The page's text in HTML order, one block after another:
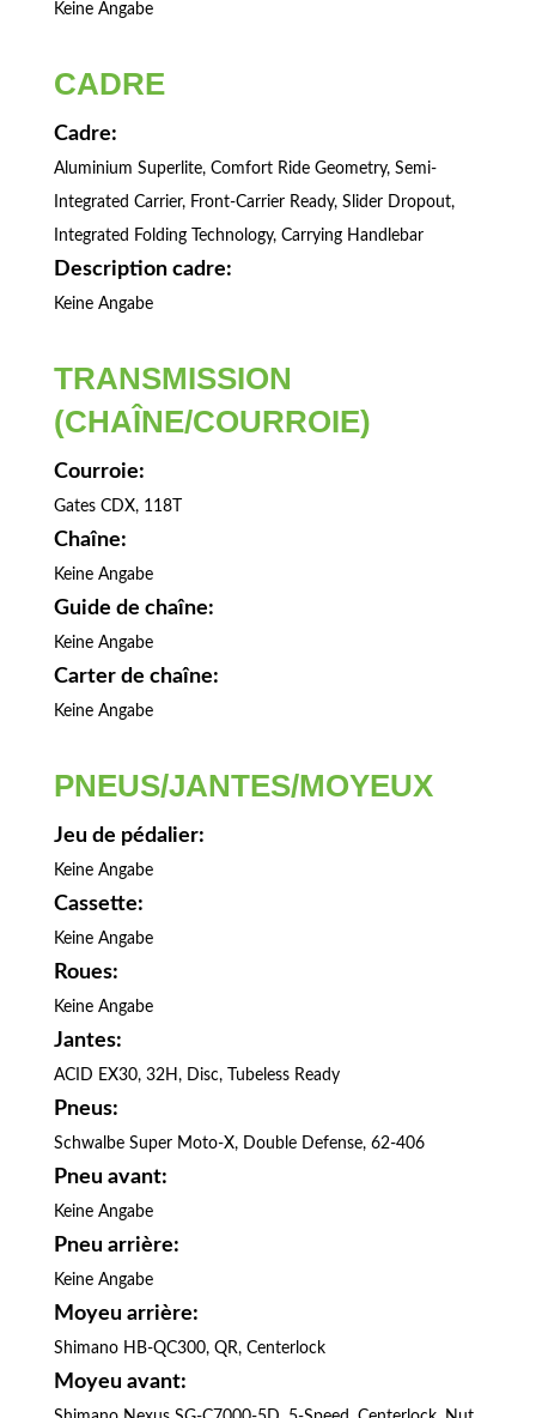
Keine Angabe
CADRE
Cadre:
Aluminium Superlite, Comfort Ride Geometry, Semi-
Integrated Carrier, Front-Carrier Ready, Slider Dropout,
Integrated Folding Technology, Carrying Handlebar
Description cadre:
Keine Angabe
TRANSMISSION
(CHAÎNE/COURROIE)
Courroie:
Gates CDX, 118T
Chaîne:
Keine Angabe
Guide de chaîne:
Keine Angabe
Carter de chaîne:
Keine Angabe
PNEUS/JANTES/MOYEUX
Jeu de pédalier:
Keine Angabe
Cassette:
Keine Angabe
Roues:
Keine Angabe
Jantes:
ACID EX30, 32H, Disc, Tubeless Ready
Pneus:
Schwalbe Super Moto-X, Double Defense, 62-406
Pneu avant:
Keine Angabe
Pneu arrière:
Keine Angabe
Moyeu arrière:
Shimano HB-QC300, QR, Centerlock
Moyeu avant: